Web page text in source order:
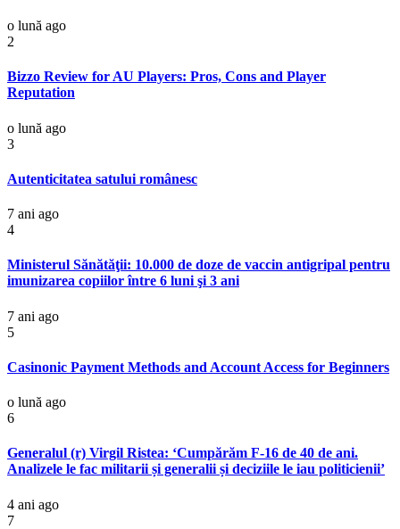
o lună ago
2
Bizzo Review for AU Players: Pros, Cons and Player
Reputation
o lună ago
3
Autenticitatea satului românesc
7 ani ago
4
Ministerul Sănătăţii: 10.000 de doze de vaccin antigripal pentru
imunizarea copiilor între 6 luni şi 3 ani
7 ani ago
5
Casinonic Payment Methods and Account Access for Beginners
o lună ago
6
Generalul (r) Virgil Ristea: ‘Cumpărăm F-16 de 40 de ani.
Analizele le fac militarii și generalii și deciziile le iau politicienii’
4 ani ago
7